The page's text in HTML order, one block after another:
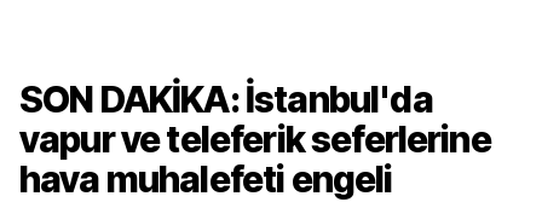
SON DAKİKA: İstanbul'da
vapur ve teleferik seferlerine
hava muhalefeti engeli